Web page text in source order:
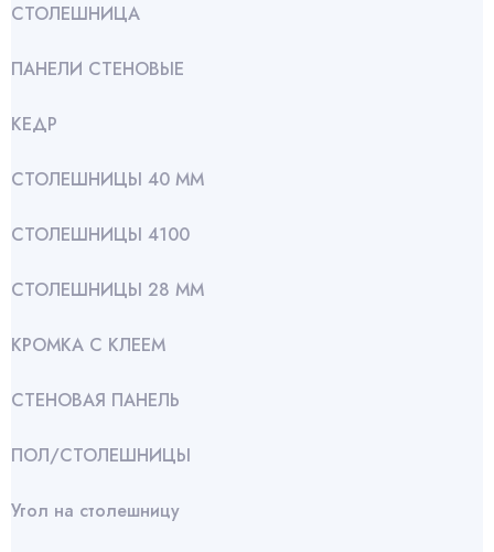
СТОЛЕШНИЦА
ПАНЕЛИ СТЕНОВЫЕ
КЕДР
СТОЛЕШНИЦЫ 40 ММ
СТОЛЕШНИЦЫ 4100
СТОЛЕШНИЦЫ 28 ММ
КРОМКА С КЛЕЕМ
СТЕНОВАЯ ПАНЕЛЬ
ПОЛ/СТОЛЕШНИЦЫ
Угол на столешницу